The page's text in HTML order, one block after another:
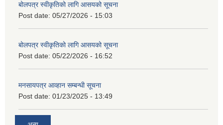
बोलपत्र स्वीकृतिको लागि आसयको सूचना
Post date: 05/27/2026 - 15:03
बोलपत्र स्वीकृतिको लागि आसयको सूचना
Post date: 05/22/2026 - 16:52
मनसायपत्र आव्हान सम्बन्धी सूचना
Post date: 01/23/2025 - 13:49